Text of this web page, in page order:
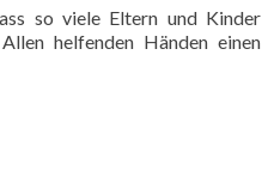
so viele Eltern und Kinder
helfenden Händen einen